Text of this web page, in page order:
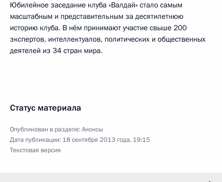
Юбилейное заседание клуба «Валдай» стало самым
масштабным и представительным за десятилетнюю
историю клуба. В нём принимают участие свыше 200
экспертов, интеллектуалов, политических и общественных
деятелей из 34 стран мира.
Статус материала
Опубликован в разделе:Анонсы
Дата публикации: 18 сентября 2013 года, 19:15
Текстовая версия